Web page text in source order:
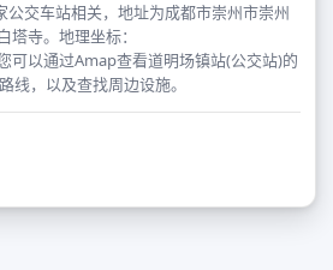
公交车站相关，地址为成都市崇州市崇州
塔寺。地理坐标：
可以通过Amap查看道明场镇站(公交站)的
线，以及查找周边设施。